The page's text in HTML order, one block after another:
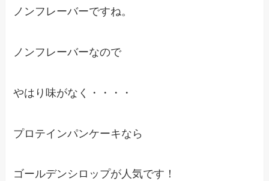
ノンフレーバーですね。
ノンフレーバーなので
やはり味がなく・・・・
プロテインパンケーキなら
ゴールデンシロップが人気です！